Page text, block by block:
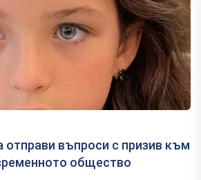
отправи въпроси с призив към
общество